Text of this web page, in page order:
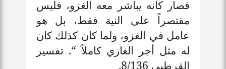
فصار كأنه يباشر معه الغزو، فليس
مقتصراً على النية فقط، بل هو
عامل في الغزو، ولما كان كذلك كان
له مثل أجر الغازي كاملاً “. تفسير
القرطبي 8/136
.